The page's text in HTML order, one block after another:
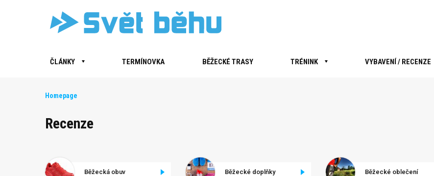
ČLÁNKY TERMÍNOVKA BĚŽECKÉ TRASY TRÉNINK VYBAVENÍ / RECENZE
Homepage
Recenze
Běžecká obuv Běžecké doplňky Běžecké oblečení